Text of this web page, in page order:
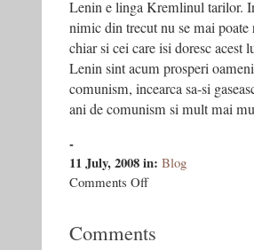
Lenin e linga Kremlinul tarilor.
nimic din trecut nu se mai poate
chiar si cei care isi doresc acest
Lenin sint acum prosperi
comunism, incearca sa-si
ani de comunism si mult mai
-
11 July, 2008in: Blog
Comments Offon
Stalin?
Comments